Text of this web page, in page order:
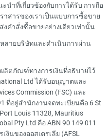
นำที่เกี่ยวข้องกับการได้รับ การถือ
าสารของเราเป็นแบบการซื้อขาย
งคำสั่งซื้อขายอย่างเดียวเท่านั้น
ลายบริษัทและดำเนินการผ่าน
ลิตภัณฑ์ทางการเงินที่อธิบายไว้
Ltd ได้รับอนุญาตและ
Commission (FSC) และ
ที่อยู่สำนักงานจดทะเบียนคือ 6 St
Louis 11328, Mauritius
Pty Ltd คือ ABN 90 149 011
นของออสเตรเลีย (AFSL